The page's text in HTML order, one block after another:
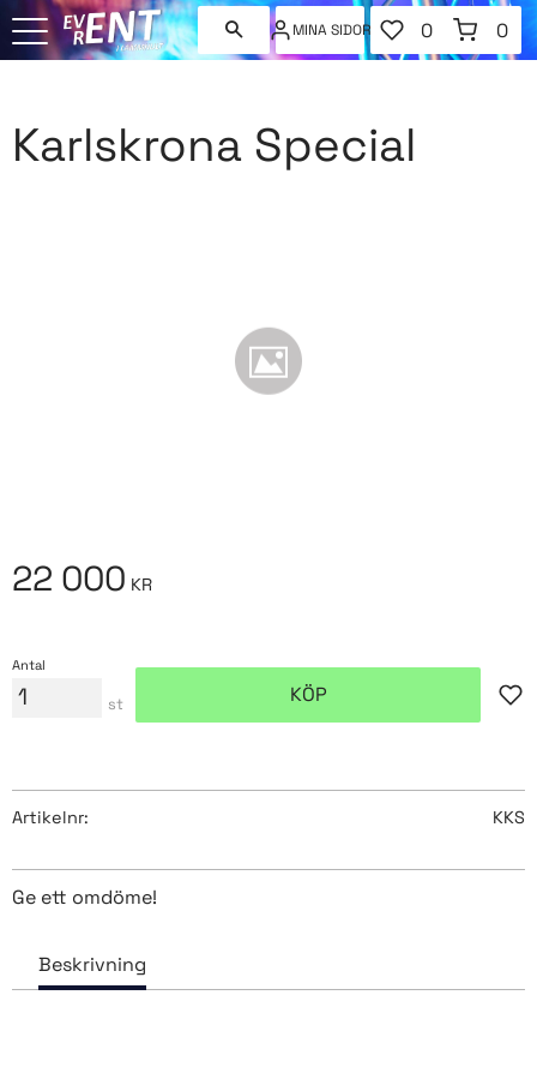
MINA SIDOR
FAVORITER
ANTAL
0
KUNDVAGN
0
Karlskrona Special
22 000 KR
Antal
st KÖP
Artikelnr KKS
Ge ett omdöme!